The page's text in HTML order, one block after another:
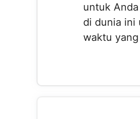
untuk
di dunia ini
waktu yang